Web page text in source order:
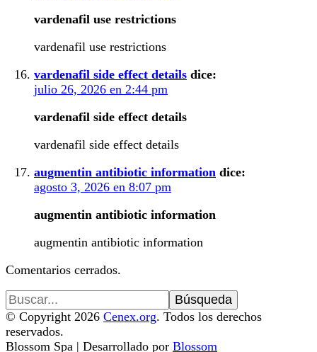
vardenafil use restrictions
vardenafil use restrictions
vardenafil side effect details dice:
julio 26, 2026 en 2:44 pm
vardenafil side effect details
vardenafil side effect details
augmentin antibiotic information dice:
agosto 3, 2026 en 8:07 pm
augmentin antibiotic information
augmentin antibiotic information
Comentarios cerrados.
Buscar:
© Copyright 2026 Cenex.org. Todos los derechos
reservados.
Blossom Spa | Desarrollado por Blossom